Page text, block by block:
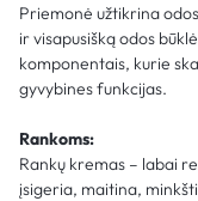
Priemonė užtikrina
ir visapusišką odos
komponentais, kurie
gyvybines funkcijas.
Rankoms:
Rankų kremas – labai
įsigeria, maitina,